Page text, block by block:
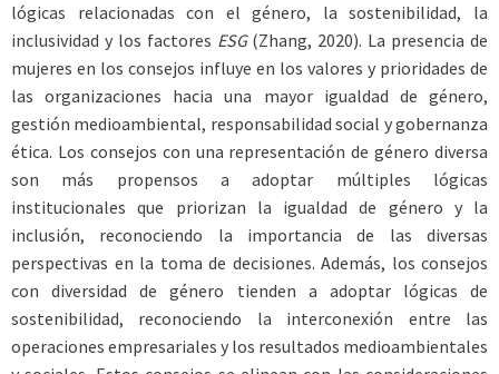
lógicas relacionadas con el género, la sostenibilidad, la
inclusividad y los factores ESG (Zhang, 2020). La presencia de
mujeres en los consejos influye en los valores y prioridades de
las organizaciones hacia una mayor igualdad de género,
gestión medioambiental, responsabilidad social y gobernanza
ética. Los consejos con una representación de género diversa
son más propensos a adoptar múltiples lógicas
institucionales que priorizan la igualdad de género y la
inclusión, reconociendo la importancia de las diversas
perspectivas en la toma de decisiones. Además, los consejos
con diversidad de género tienden a adoptar lógicas de
sostenibilidad, reconociendo la interconexión entre las
operaciones empresariales y los resultados medioambientales